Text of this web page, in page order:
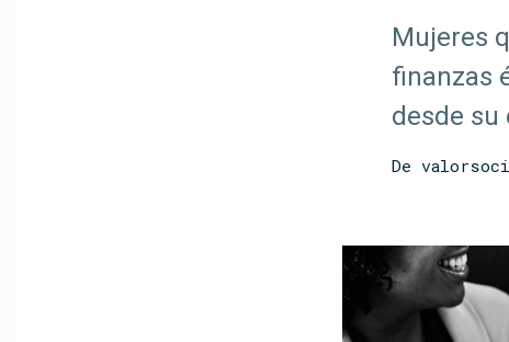
Mujeres
finanzas
desde su
De